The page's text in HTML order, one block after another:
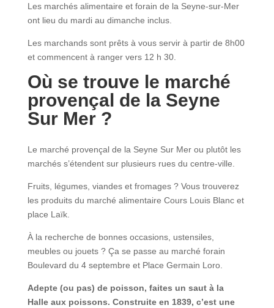
Les marchés alimentaire et forain de la Seyne-sur-Mer
ont lieu du mardi au dimanche inclus.
Les marchands sont prêts à vous servir à partir de 8h00
et commencent à ranger vers 12 h 30.
Où se trouve le marché
provençal de la Seyne
Sur Mer ?
Le marché provençal de la Seyne Sur Mer ou plutôt les
marchés s’étendent sur plusieurs rues du centre-ville.
Fruits, légumes, viandes et fromages ? Vous trouverez
les produits du marché alimentaire Cours Louis Blanc et
place Laïk.
À la recherche de bonnes occasions, ustensiles,
meubles ou jouets ? Ça se passe au marché forain
Boulevard du 4 septembre et Place Germain Loro.
Adepte (ou pas) de poisson, faites un saut à la
Halle aux poissons. Construite en 1839, c’est une